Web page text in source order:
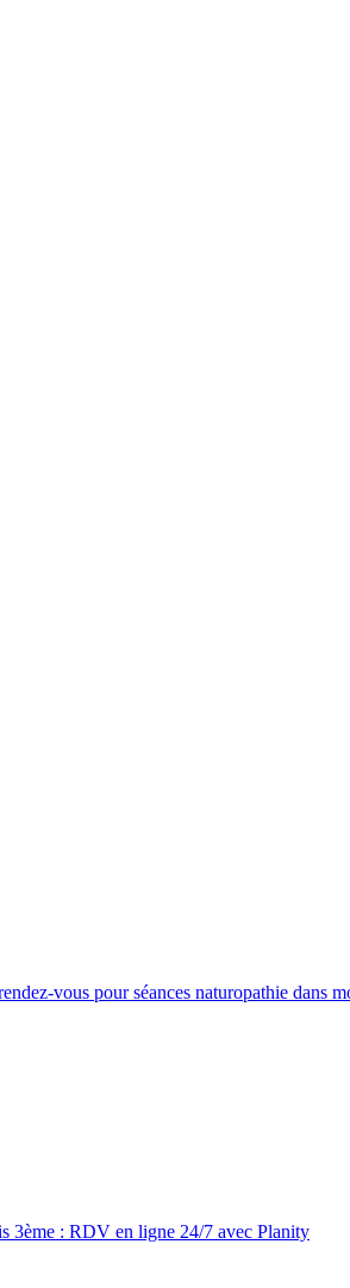
vous pour séances naturopathie dans
3ème : RDV en ligne 24/7 avec Planity